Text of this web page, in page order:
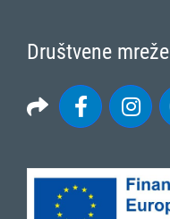
Društvene mreže